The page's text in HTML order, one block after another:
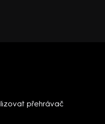
přehrávač